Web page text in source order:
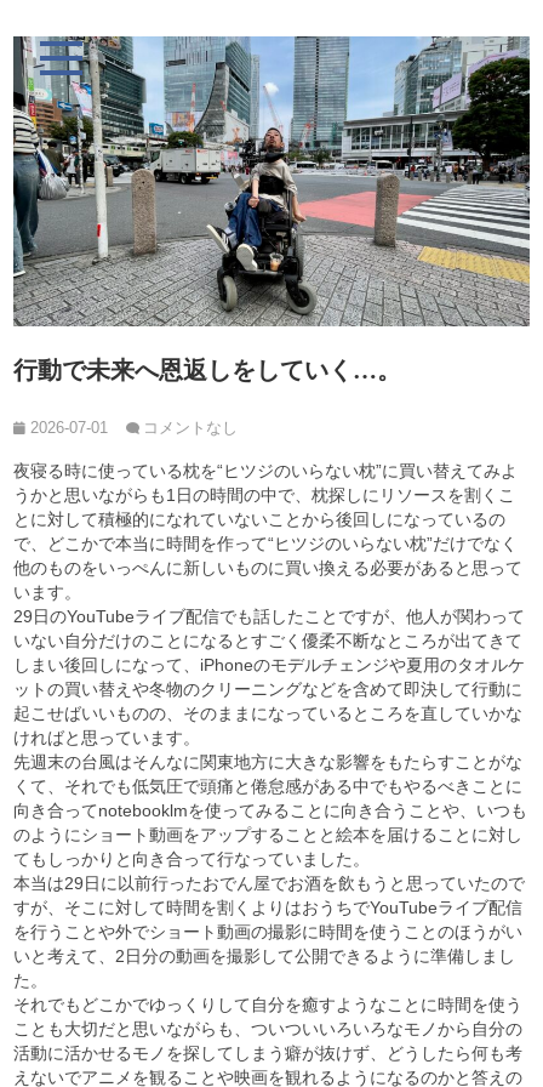
行動で未来へ恩返しをしていく…。
2026-07-01 コメントなし
夜寝る時に使っている枕を“ヒツジのいらない枕”に買い替えてみよ
うかと思いながらも1日の時間の中で、枕探しにリソースを割くこ
とに対して積極的になれていないことから後回しになっているの
で、どこかで本当に時間を作って“ヒツジのいらない枕”だけでなく
他のものをいっぺんに新しいものに買い換える必要があると思って
います。
29日のYouTubeライブ配信でも話したことですが、他人が関わって
いない自分だけのことになるとすごく優柔不断なところが出てきて
しまい後回しになって、iPhoneのモデルチェンジや夏用のタオルケ
ットの買い替えや冬物のクリーニングなどを含めて即決して行動に
起こせばいいものの、そのままになっているところを直していかな
ければと思っています。
先週末の台風はそんなに関東地方に大きな影響をもたらすことがな
くて、それでも低気圧で頭痛と倦怠感がある中でもやるべきことに
向き合ってnotebooklmを使ってみることに向き合うことや、いつも
のようにショート動画をアップすることと絵本を届けることに対し
てもしっかりと向き合って行なっていました。
本当は29日に以前行ったおでん屋でお酒を飲もうと思っていたので
すが、そこに対して時間を割くよりはおうちでYouTubeライブ配信
を行うことや外でショート動画の撮影に時間を使うことのほうがい
いと考えて、2日分の動画を撮影して公開できるように準備しまし
た。
それでもどこかでゆっくりして自分を癒すようなことに時間を使う
ことも大切だと思いながらも、ついついいろいろなモノから自分の
活動に活かせるモノを探してしまう癖が抜けず、どうしたら何も考
えないでアニメを観ることや映画を観れるようになるのかと答えの